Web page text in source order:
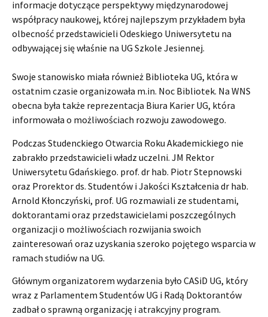
informacje dotyczące perspektywy międzynarodowej
współpracy naukowej, której najlepszym przykładem była
olbecność przedstawicieli Odeskiego Uniwersytetu na
odbywającej się właśnie na UG Szkole Jesiennej.
Swoje stanowisko miała również Biblioteka UG, która w
ostatnim czasie organizowała m.in. Noc Bibliotek. Na WNS
obecna była także reprezentacja Biura Karier UG, która
informowała o możliwościach rozwoju zawodowego.
Podczas Studenckiego Otwarcia Roku Akademickiego nie
zabrakło przedstawicieli władz uczelni. JM Rektor
Uniwersytetu Gdańskiego. prof. dr hab. Piotr Stepnowski
oraz Prorektor ds. Studentów i Jakości Kształcenia dr hab.
Arnold Kłonczyński, prof. UG rozmawiali ze studentami,
doktorantami oraz przedstawicielami poszczególnych
organizacji o możliwościach rozwijania swoich
zainteresowań oraz uzyskania szeroko pojętego wsparcia w
ramach studiów na UG.
Głównym organizatorem wydarzenia było CASiD UG, który
wraz z Parlamentem Studentów UG i Radą Doktorantów
zadbał o sprawną organizację i atrakcyjny program.